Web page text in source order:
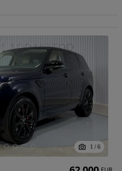
1 / 6